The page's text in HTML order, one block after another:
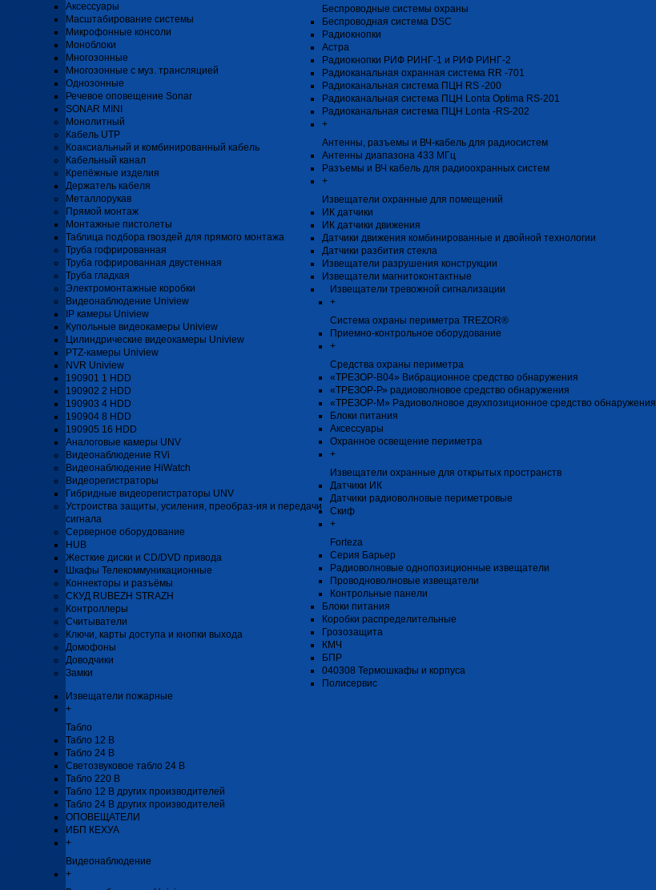
Аксессуары
Масштабирование системы
Микрофонные консоли
Моноблоки
Многозонные
Многозонные с муз. трансляцией
Однозонные
Речевое оповещение Sonar
SONAR MINI
Монолитный
Кабель UTP
Коаксиальный и комбинированный кабель
Кабельный канал
Крепёжные изделия
Держатель кабеля
Металлорукав
Прямой монтаж
Монтажные пистолеты
Таблица подбора гвоздей для прямого монтажа
Труба гофрированная
Труба гофрированная двустенная
Труба гладкая
Электромонтажные коробки
Видеонаблюдение Uniview
IP камеры Uniview
Купольные видеокамеры Uniview
Цилиндрические видеокамеры Uniview
PTZ-камеры Uniview
NVR Uniview
190901 1 HDD
190902 2 HDD
190903 4 HDD
190904 8 HDD
190905 16 HDD
Аналоговые камеры UNV
Видеонаблюдение RVi
Видеонаблюдение HiWatch
Видеорегистраторы
Гибридные видеорегистраторы UNV
Устроиства защиты, усиления, преобраз-ия и передачи
сигнала
Серверное оборудование
HUB
Жесткие диски и CD/DVD привода
Шкафы Телекоммуникационные
Коннекторы и разъёмы
СКУД RUBEZH STRAZH
Контроллеры
Считыватели
Ключи, карты доступа и кнопки выхода
Домофоны
Доводчики
Замки
Беспроводные системы охраны
Беспроводная система DSC
Радиокнопки
Астра
Радиокнопки РИФ РИНГ-1 и РИФ РИНГ-2
Радиоканальная охранная система RR -701
Радиоканальная система ПЦН RS -200
Радиоканальная система ПЦН Lonta Optima RS-201
Радиоканальная система ПЦН Lonta -RS-202
+
Антенны, разъемы и ВЧ-кабель для радиосистем
Антенны диапазона 433 МГц
Разъемы и ВЧ кабель для радиоохранных систем
+
Извещатели охранные для помещений
ИК датчики
ИК датчики движения
Датчики движения комбинированные и двойной технологии
Датчики разбития стекла
Извещатели разрушения конструкции
Извещатели магнитоконтактные
Извещатели тревожной сигнализации
+
Система охраны периметра TREZOR®
Приемно-контрольное оборудование
+
Средства охраны периметра
«ТРЕЗОР-В04» Вибрационное средство обнаружения
«ТРЕЗОР-Р» радиоволновое средство обнаружения
«ТРЕЗОР-М» Радиоволновое двухпозиционное средство обнаружения
Блоки питания
Аксессуары
Охранное освещение периметра
+
Извещатели охранные для открытых пространств
Датчики ИК
Датчики радиоволновые периметровые
Скиф
+
Forteza
Серия Барьер
Радиоволновые однопозиционные извещатели
Проводноволновые извещатели
Контрольные панели
Блоки питания
Коробки распределительные
Грозозащита
КМЧ
БПР
040308 Термошкафы и корпуса
Полисервис
Извещатели пожарные
+
Табло
Табло 12 В
Табло 24 В
Светозвуковое табло 24 В
Табло 220 В
Табло 12 В других производителей
Табло 24 В других производителей
ОПОВЕЩАТЕЛИ
ИБП КЕХУА
+
Видеонаблюдение
+